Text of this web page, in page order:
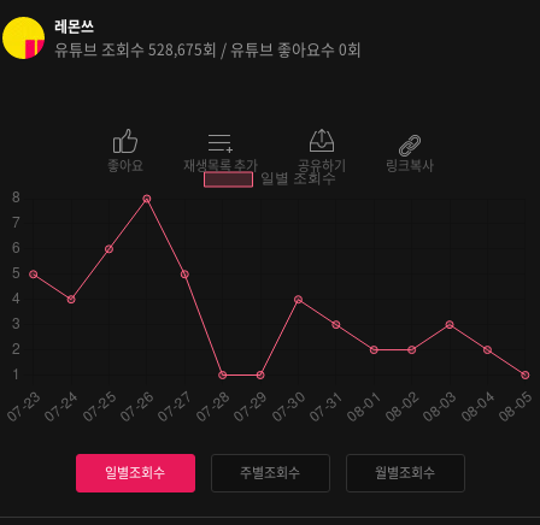
레몬쓰
유튜브 조회수 528,675회 / 유튜브 좋아요수 0회
좋아요 재생목록 추가 공유하기 링크복사
일별조회수 주별조회수 월별조회수